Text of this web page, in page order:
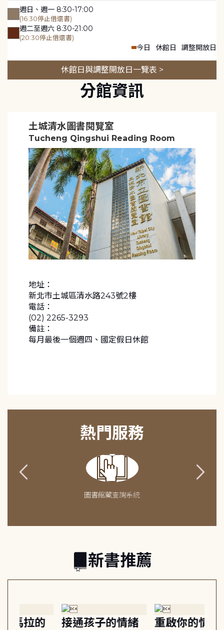
週日、週一 8:30-17:00
(16:30停止借還書)
週二至週六 8:30-21:00
(20:30停止借還書)
今日 休館日 調整開放日
休館日與調整開放日一覽表 >
分館資訊
土城清水圖書閱覽室
Tucheng Qingshui Reading Room
地址：
新北市土城區清水路243號2樓
電話：
(02) 2265-3293
備註：
每月最後一個週四、國定假日休館
熱門服務
圖書館藏查詢系統
新書推薦
重啟你的情緒開
成熟大人的幸福